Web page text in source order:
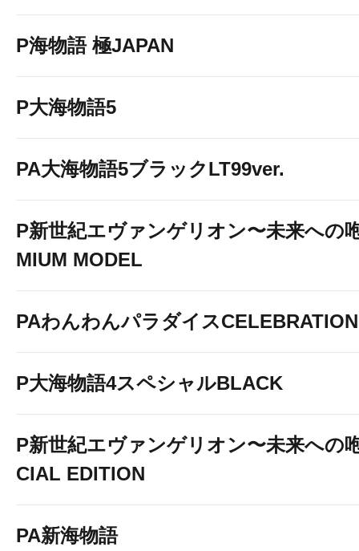
P海物語 極JAPAN
P大海物語5
PA大海物語5ブラックLT99ver.
P新世紀エヴァンゲリオン〜未来への
MIUM MODEL
PAわんわんパラダイスCELEBRATION
P大海物語4スペシャルBLACK
P新世紀エヴァンゲリオン〜未来への
CIAL EDITION
PA新海物語